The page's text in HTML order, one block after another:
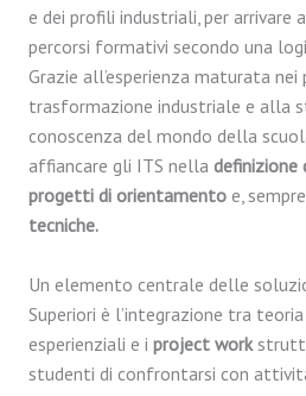
e dei profili industriali, per arrivare
percorsi formativi secondo una
Grazie all’esperienza maturata
trasformazione industriale e alla
conoscenza del mondo della
affiancare gli ITS nella definizione
progetti di orientamentoe,
tecniche.
Un elemento centrale delle
Superiori è l’integrazione tra
esperienziali e i project work
studenti di confrontarsi con